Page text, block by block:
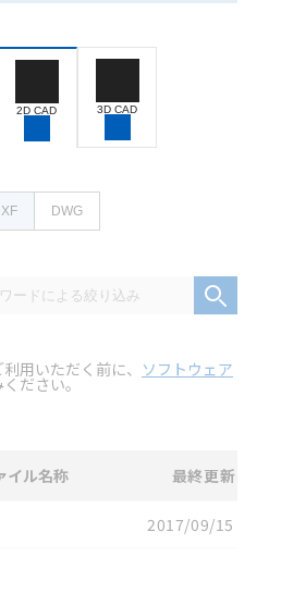
2D CAD 3D CAD
DWG
用いただく前に、 ソフトウェア
ださい。
イル名称 最終更新
2017/09/15